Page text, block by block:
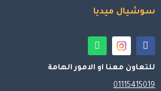
سوشيال ميديا
للتعاون معنا او الامور الهامة
01115415019